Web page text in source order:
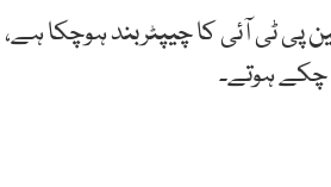
پی ٹی آئی کا چیپٹربند ہوچکا ہے،